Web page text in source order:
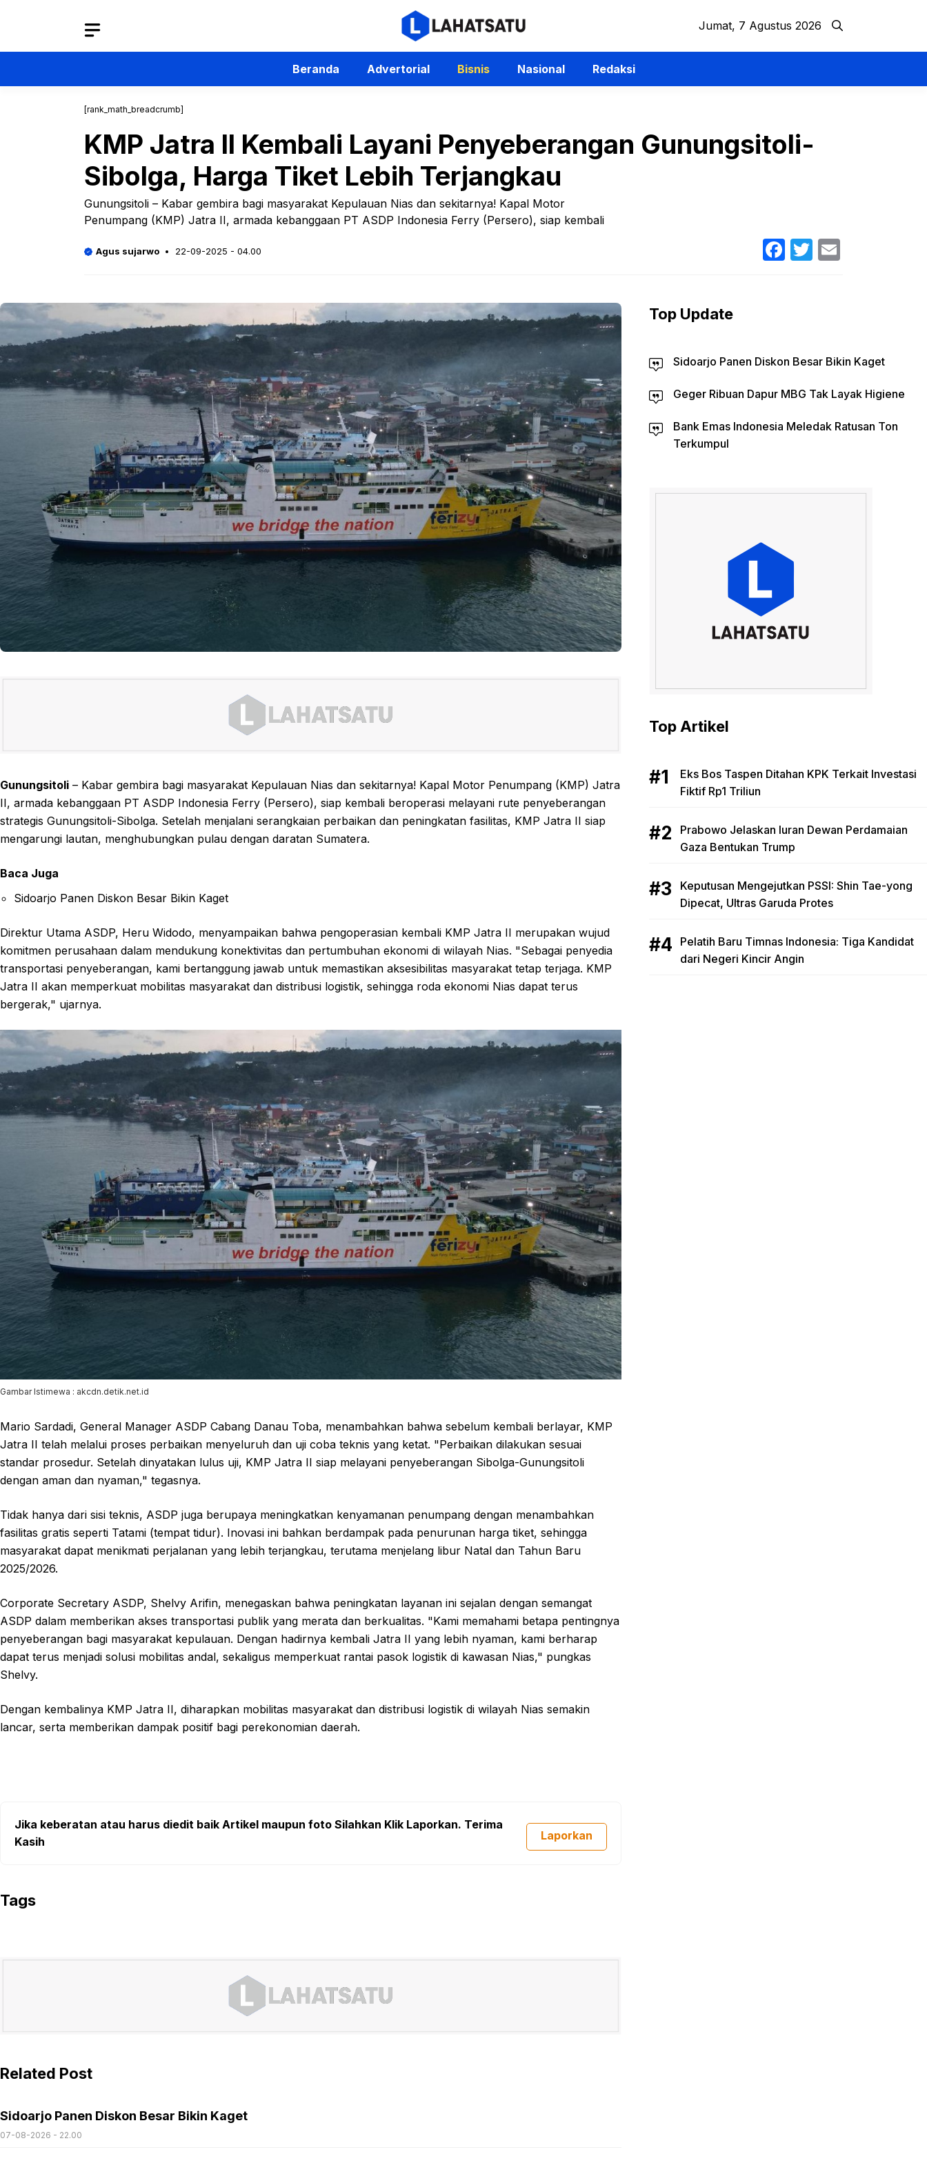
Jumat, 7 Agustus 2026
Beranda Advertorial Bisnis Nasional Redaksi
[rank_math_breadcrumb]
KMP Jatra II Kembali Layani Penyeberangan Gunungsitoli-
Sibolga, Harga Tiket Lebih Terjangkau
Gunungsitoli – Kabar gembira bagi masyarakat Kepulauan Nias dan sekitarnya! Kapal Motor
Penumpang (KMP) Jatra II, armada kebanggaan PT ASDP Indonesia Ferry (Persero), siap kembali
Agus sujarwo 22-09-2025 - 04.00 Facebook
Twitter
Gunungsitoli – Kabar gembira bagi masyarakat Kepulauan Nias dan sekitarnya! Kapal Motor Penumpang (KMP) Jatra
II, armada kebanggaan PT ASDP Indonesia Ferry (Persero), siap kembali beroperasi melayani rute penyeberangan
strategis Gunungsitoli-Sibolga. Setelah menjalani serangkaian perbaikan dan peningkatan fasilitas, KMP Jatra II siap
mengarungi lautan, menghubungkan pulau dengan daratan Sumatera.
Baca Juga
Sidoarjo Panen Diskon Besar Bikin Kaget
Direktur Utama ASDP, Heru Widodo, menyampaikan bahwa pengoperasian kembali KMP Jatra II merupakan wujud
komitmen perusahaan dalam mendukung konektivitas dan pertumbuhan ekonomi di wilayah Nias. "Sebagai penyedia
transportasi penyeberangan, kami bertanggung jawab untuk memastikan aksesibilitas masyarakat tetap terjaga. KMP
Jatra II akan memperkuat mobilitas masyarakat dan distribusi logistik, sehingga roda ekonomi Nias dapat terus
bergerak," ujarnya.
Gambar Istimewa : akcdn.detik.net.id
Mario Sardadi, General Manager ASDP Cabang Danau Toba, menambahkan bahwa sebelum kembali berlayar, KMP
Jatra II telah melalui proses perbaikan menyeluruh dan uji coba teknis yang ketat. "Perbaikan dilakukan sesuai
standar prosedur. Setelah dinyatakan lulus uji, KMP Jatra II siap melayani penyeberangan Sibolga-Gunungsitoli
dengan aman dan nyaman," tegasnya.
Tidak hanya dari sisi teknis, ASDP juga berupaya meningkatkan kenyamanan penumpang dengan menambahkan
fasilitas gratis seperti Tatami (tempat tidur). Inovasi ini bahkan berdampak pada penurunan harga tiket, sehingga
masyarakat dapat menikmati perjalanan yang lebih terjangkau, terutama menjelang libur Natal dan Tahun Baru
2025/2026.
Corporate Secretary ASDP, Shelvy Arifin, menegaskan bahwa peningkatan layanan ini sejalan dengan semangat
ASDP dalam memberikan akses transportasi publik yang merata dan berkualitas. "Kami memahami betapa pentingnya
penyeberangan bagi masyarakat kepulauan. Dengan hadirnya kembali Jatra II yang lebih nyaman, kami berharap
dapat terus menjadi solusi mobilitas andal, sekaligus memperkuat rantai pasok logistik di kawasan Nias," pungkas
Shelvy.
Dengan kembalinya KMP Jatra II, diharapkan mobilitas masyarakat dan distribusi logistik di wilayah Nias semakin
lancar, serta memberikan dampak positif bagi perekonomian daerah.
Jika keberatan atau harus diedit baik Artikel maupun foto Silahkan Klik Laporkan. Terima
Kasih
Laporkan
Tags
Related Post
Sidoarjo Panen Diskon Besar Bikin Kaget
07-08-2026 - 22.00
Top Update
Sidoarjo Panen Diskon Besar Bikin Kaget
Geger Ribuan Dapur MBG Tak Layak Higiene
Bank Emas Indonesia Meledak Ratusan Ton
Terkumpul
Top Artikel
Eks Bos Taspen Ditahan KPK Terkait Investasi
Fiktif Rp1 Triliun
Prabowo Jelaskan Iuran Dewan Perdamaian
Gaza Bentukan Trump
Keputusan Mengejutkan PSSI: Shin Tae-yong
Dipecat, Ultras Garuda Protes
Pelatih Baru Timnas Indonesia: Tiga Kandidat
dari Negeri Kincir Angin